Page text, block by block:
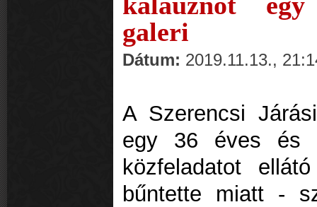
galeri
Dátum: 2019.11.13.,
A Szerencsi
egy 36 éves és
közfeladatot
bűntette miatt -